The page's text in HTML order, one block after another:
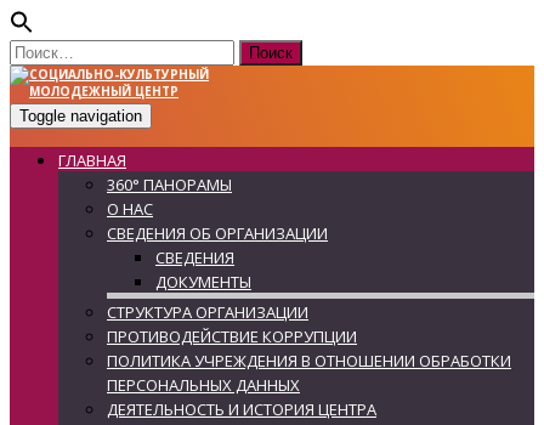
Найти:
Toggle navigation
ГЛАВНАЯ
360° ПАНОРАМЫ
О НАС
СВЕДЕНИЯ ОБ ОРГАНИЗАЦИИ
СВЕДЕНИЯ
ДОКУМЕНТЫ
СТРУКТУРА ОРГАНИЗАЦИИ
ПРОТИВОДЕЙСТВИЕ КОРРУПЦИИ
ПОЛИТИКА УЧРЕЖДЕНИЯ В ОТНОШЕНИИ ОБРАБОТКИ
ПЕРСОНАЛЬНЫХ ДАННЫХ
ДЕЯТЕЛЬНОСТЬ И ИСТОРИЯ ЦЕНТРА